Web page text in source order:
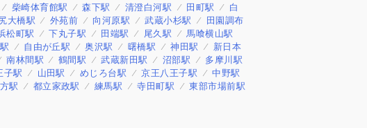
柴崎体育館駅 森下駅 清澄白河駅 田町駅
白
大橋駅 外苑前 向河原駅 武蔵小杉駅
田園調布
松町駅 下丸子駅 田端駅 尾久駅
馬喰横山駅
自由が丘駅 奥沢駅 曙橋駅 神田駅
新日本
南林間駅 鶴間駅 武蔵新田駅 沼部駅
多摩川駅
子駅 山田駅 めじろ台駅 京王八王子駅
中野駅
駅 都立家政駅 練馬駅 寺田町駅
東部市場前駅